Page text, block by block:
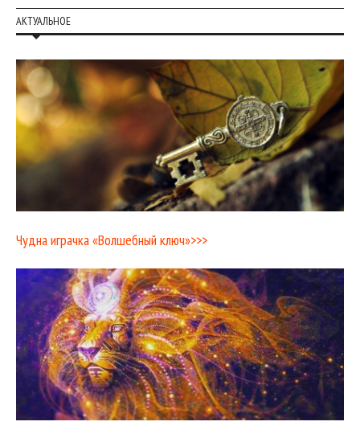
АКТУАЛЬНОЕ
Чудна играчка «Волшебный ключ»>>>